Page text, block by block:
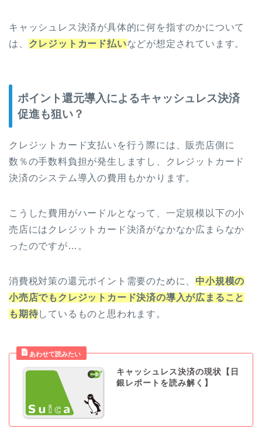
キャッシュレス決済が具体的に何を指すのかについて
は、 クレジットカード払いなどが想定されています。
ポイント還元導入によるキャッシュレス決済
促進も狙い？
クレジットカード支払いを行う際には、販売店側に
数％の手数料負担が発生しますし、クレジットカード
決済のシステム導入の費用もかかります。
こうした費用がハードルとなって、一定規模以下の小
売店にはクレジットカード決済がなかなか広まらなか
ったのですが…。
消費税対策の還元ポイント需要のために、 中小規模の
小売店でもクレジットカード決済の導入が広まること
も期待しているものと思われます。
キャッシュレス決済の現状【日
銀レポートを読み解く】